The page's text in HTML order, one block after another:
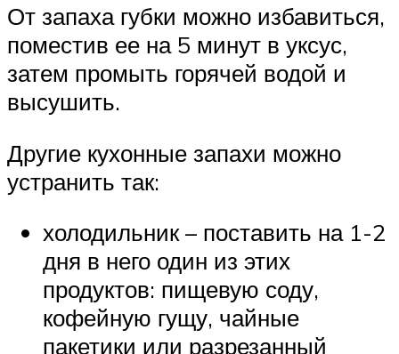
От запаха губки можно избавиться,
поместив ее на 5 минут в уксус,
затем промыть горячей водой и
высушить.
Другие кухонные запахи можно
устранить так:
холодильник – поставить на 1-2
дня в него один из этих
продуктов: пищевую соду,
кофейную гущу, чайные
пакетики или разрезанный